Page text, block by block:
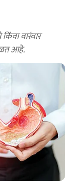
वारंवार
आहे.